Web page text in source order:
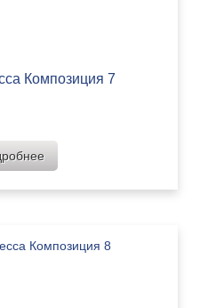
Композиция 7